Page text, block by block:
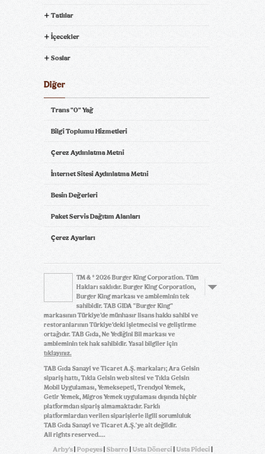
Tatlılar
İçecekler
Soslar
Diğer
Trans "0" Yağ
Bilgi Toplumu Hizmetleri
Çerez Aydınlatma Metni
İnternet Sitesi Aydınlatma Metni
Besin Değerleri
Paket Servis Dağıtım Alanları
Çerez Ayarları
TM & © 2026 Burger King Corporation. Tüm
Hakları saklıdır. Burger King Corporation,
Burger King markası ve ambleminin tek
sahibidir. TAB GIDA "Burger King"
markasının Türkiye’de münhasır lisans hakkı sahibi ve
restoranlarının Türkiye’deki işletmecisi ve geliştirme
ortağıdır. TAB Gıda, Ne Yediğini Bil markası ve
ambleminin tek hak sahibidir. Yasal bilgiler için
tıklayınız.
TAB Gıda Sanayi ve Ticaret A.Ş. markaları; Ara Gelsin
sipariş hattı, Tıkla Gelsin web sitesi ve Tıkla Gelsin
Mobil Uygulaması, Yemeksepeti, Trendyol Yemek,
Getir Yemek, Migros Yemek uygulaması dışında hiçbir
platformdan sipariş almamaktadır. Farklı
platformlardan verilen siparişlerle ilgili sorumluluk
TAB Gıda Sanayi ve Ticaret A.Ş.'ye ait değildir.
All rights reserved....
Arby's| Popeyes| Sbarro| Usta Dönerci| Usta Pideci|